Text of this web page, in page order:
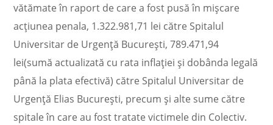
vătămate în raport de care a fost pusă în mişcare
acţiunea penala, 1.322.981,71 lei către Spitalul
Universitar de Urgenţă Bucureşti, 789.471,94
lei(sumă actualizată cu rata inflaţiei şi dobânda legală
până la plata efectivă) către Spitalul Universitar de
Urgenţă Elias Bucureşti, precum şi alte sume către
spitale în care au fost tratate victimele din Colectiv.